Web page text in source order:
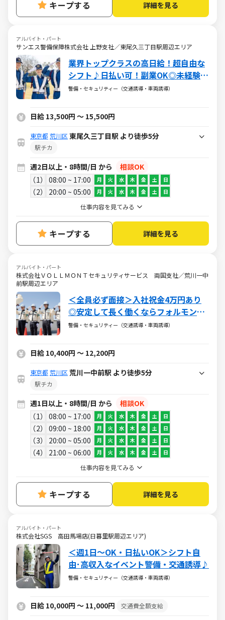
キープする 詳細を見る
アルバイト・パート
サンエス警備保障株式会社 上野支社／東尾久三丁目駅周辺エリア
業界トップクラスの高日給！超自由な
シフト♪日払い可！副業OK◎未経験大
歓迎
警備・セキュリティー（交通誘導・車両誘導）
日給 13,500円 ～ 15,500円
東京都 荒川区 東尾久三丁目駅 より徒歩5分
駅チカ
週2日以上・8時間/日 から
相談OK
1
08:00 ~ 17:00 月 火 水 木 金 土 日
2 20:00 ~ 05:00 月 火 水 木 金 土 日
仕事内容を見てみる
キープする 詳細を見る
アルバイト・パート
株式会社ＶＯＬＬＭＯＮＴセキュリティサービス 両国支社／荒川一中
前駅周辺エリア
＜全員必ず面接＞入社祝金4万円あり
◎安定して長く働くならフォルモン
ト。
警備・セキュリティー（交通誘導・車両誘導）
日給 10,400円 ～ 12,200円
東京都 荒川区 荒川一中前駅 より徒歩5分
駅チカ
週1日以上・8時間/日 から
相談OK
1
08:00 ~ 17:00 月 火 水 木 金 土 日
2 09:00 ~ 18:00 月 火 水 木 金 土 日
3 20:00 ~ 05:00 月 火 水 木 金 土 日
4 21:00 ~ 06:00 月 火 水 木 金 土 日
仕事内容を見てみる
キープする 詳細を見る
アルバイト・パート
株式会社SGS 高田馬場店(日暮里駅周辺エリア)
＜週1日～OK・日払いOK＞シフト自
由･高収入なイベント警備・交通誘導♪
警備・セキュリティー（交通誘導・車両誘導）
日給 10,000円 ～ 11,000円 交通費全額支給